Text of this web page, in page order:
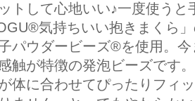
トして心地いい♪一度使う
気持ちいい抱きまくら
パウダービーズ®を使用。
触が特徴の発泡ビーズです
体に合わせてぴったりフィ